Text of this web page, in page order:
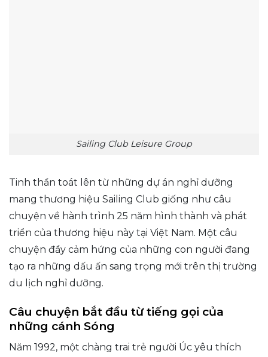
Sailing Club Leisure Group
Tinh thần toát lên từ những dự án nghỉ dưỡng
mang thương hiệu Sailing Club giống như câu
chuyện về hành trình 25 năm hình thành và phát
triển của thương hiệu này tại Việt Nam. Một câu
chuyện đầy cảm hứng của những con người đang
tạo ra những dấu ấn sang trọng mới trên thị trường
du lịch nghỉ dưỡng.
Câu chuyện bắt đầu từ tiếng gọi của
những cánh Sóng
Năm 1992, một chàng trai trẻ người Úc yêu thích